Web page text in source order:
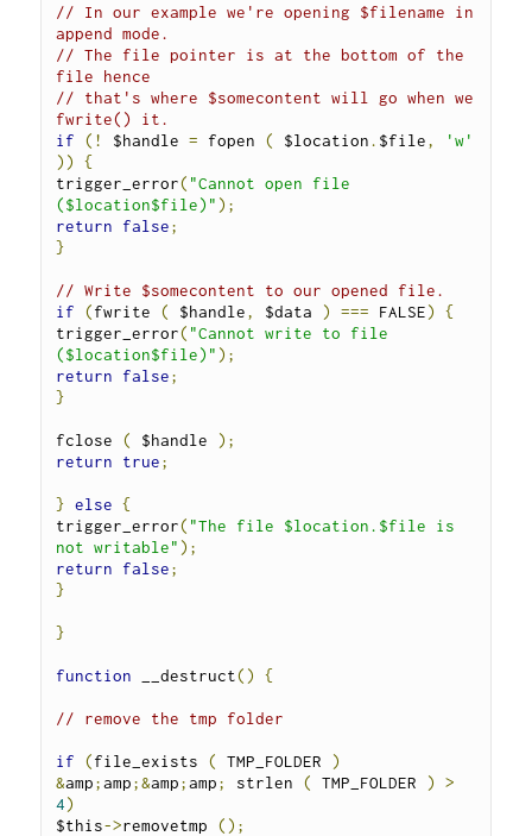
// In our example we're opening $filename in
append mode.
// The file pointer is at the bottom of the
file hence
// that's where $somecontent will go when we
fwrite() it.
if
(! $handle = fopen ( $location . $file,
'w'
))
{
trigger_error( "Cannot open file
($location$file)" );
return
false;
}
// Write $somecontent to our opened file.
if
(fwrite ( $handle, $data ) === FALSE)
{
trigger_error( "Cannot write to file
($location$file)" );
return
false;
}
fclose ( $handle );
return
true;
} else {
trigger_error( "The file $location.$file is
not writable" );
return
false;
}
}
function __destruct() {
// remove the tmp folder
if (file_exists ( TMP_FOLDER )
&amp;amp;&amp;amp; strlen ( TMP_FOLDER )
>
4)
$this->removetmp ();